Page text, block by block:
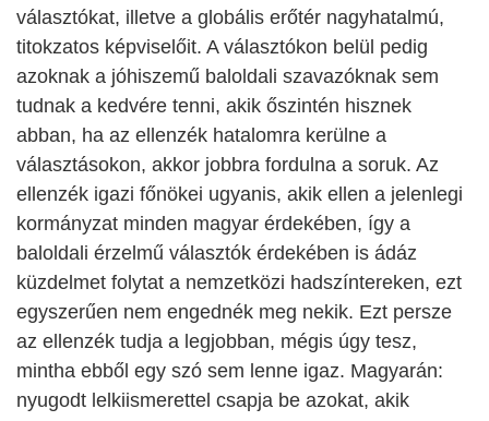
választókat, illetve a globális erőtér nagyhatalmú,
titokzatos képviselőit. A választókon belül pedig
azoknak a jóhiszemű baloldali szavazóknak sem
tudnak a kedvére tenni, akik őszintén hisznek
abban, ha az ellenzék hatalomra kerülne a
választásokon, akkor jobbra fordulna a soruk. Az
ellenzék igazi főnökei ugyanis, akik ellen a jelenlegi
kormányzat minden magyar érdekében, így a
baloldali érzelmű választók érdekében is ádáz
küzdelmet folytat a nemzetközi hadszíntereken, ezt
egyszerűen nem engednék meg nekik. Ezt persze
az ellenzék tudja a legjobban, mégis úgy tesz,
mintha ebből egy szó sem lenne igaz. Magyarán:
nyugodt lelkiismerettel csapja be azokat, akik